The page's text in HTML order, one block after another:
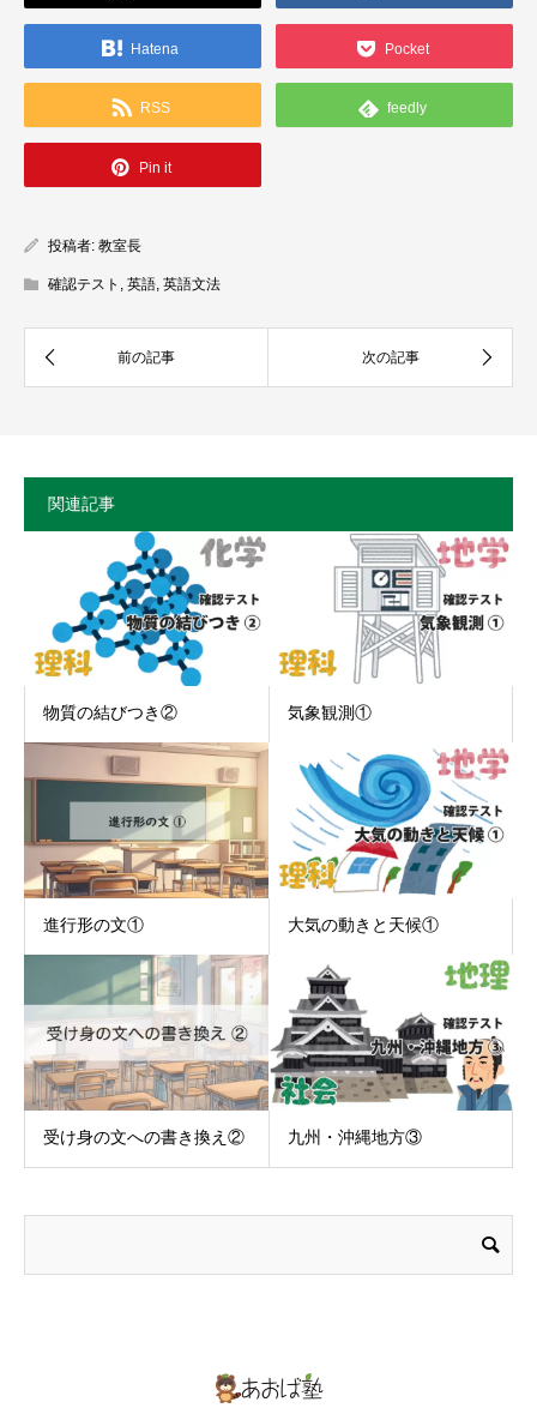
Hatena Pocket
RSS feedly
Pin it
投稿者: 教室長
確認テスト 英語 英語文法
関連記事
物質の結びつき② 気象観測①
進行形の文① 大気の動きと天候①
受け身の文への書き換え② 九州・沖縄地方③